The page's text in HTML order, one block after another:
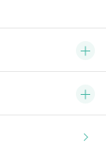
ブ
新
ラ